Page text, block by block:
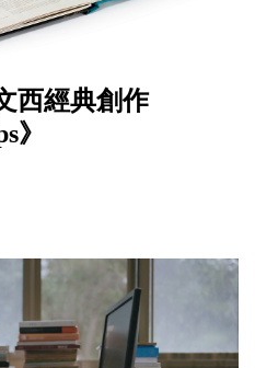
西經典創作
》